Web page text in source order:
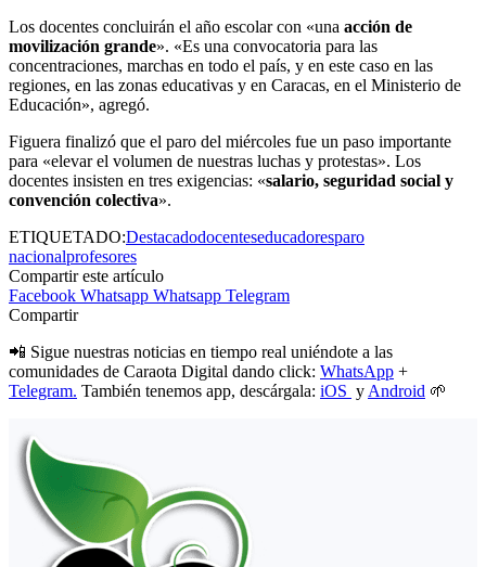
Los docentes concluirán el año escolar con «una acción de
movilización grande». «Es una convocatoria para las
concentraciones, marchas en todo el país, y en este caso en las
regiones, en las zonas educativas y en Caracas, en el Ministerio de
Educación», agregó.
Figuera finalizó que el paro del miércoles fue un paso importante
para «elevar el volumen de nuestras luchas y protestas». Los
docentes insisten en tres exigencias: «salario, seguridad social y
convención colectiva».
ETIQUETADO:Destacadodocenteseducadoresparo
nacionalprofesores
Compartir este artículo
Facebook Whatsapp Whatsapp Telegram
Compartir
📲 Sigue nuestras noticias en tiempo real uniéndote a las
comunidades de Caraota Digital dando click: WhatsApp +
Telegram. También tenemos app, descárgala: iOS y Android 🌱